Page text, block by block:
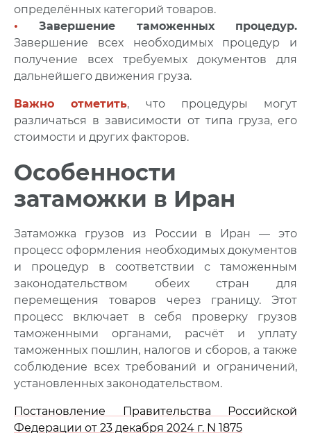
определённых категорий товаров.
•Завершение таможенных процедур.
Завершение всех необходимых процедур и
получение всех требуемых документов для
дальнейшего движения груза.
Важно отметить, что процедуры могут
различаться в зависимости от типа груза, его
стоимости и других факторов.
Особенности
затаможки в Иран
Затаможка грузов из России в Иран — это
процесс оформления необходимых документов
и процедур в соответствии с таможенным
законодательством обеих стран для
перемещения товаров через границу. Этот
процесс включает в себя проверку грузов
таможенными органами, расчёт и уплату
таможенных пошлин, налогов и сборов, а также
соблюдение всех требований и ограничений,
установленных законодательством.
Постановление Правительства Российской
Федерации от 23 декабря 2024 г. N 1875